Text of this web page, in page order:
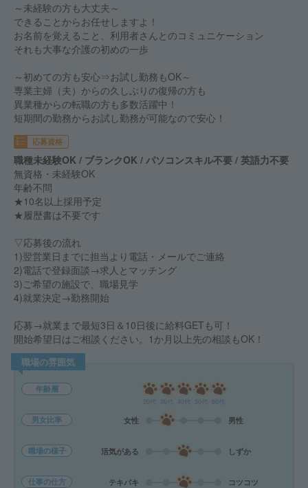
～未経験の方も大丈夫～
できることからお任せしますよ！
お名前を覚えること、利用者さんとのコミュニケーション
それも大事な介護の初めの一歩
～初めての方も安心⇒お試し勤務もOK～
専業主婦（夫）からの久しぶりの復帰の方も
異業種からの転職の方も多数活躍中！
短期間の勤務からお試し勤務が可能なので安心！
応募資格
職種未経験OK / ブランクOK / パソコンスキル不要 / 英語力不要
無資格・未経験OK
年齢不問
★10名以上採用予定
★履歴書は不要です
▽応募後の流れ
1)翌営業日までに担当より電話・メールでご連絡
2)電話で登録面談→求人とマッチング
3)ご希望の施設で、職場見学
4)就業決定→勤務開始
応募→就業まで最短3日＆10日後に給料GETも可！
開始希望日はご相談ください。1か月以上先の相談もOK！
職場の雰囲気
年齢層
男女比率 女性 男性
職場の様子 活気がある しずか
仕事の仕方 テキパキ コツコツ